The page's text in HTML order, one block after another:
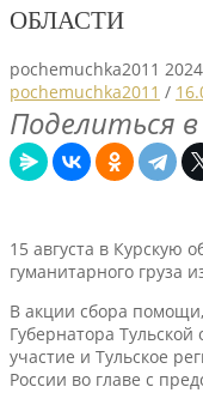
ОБЛАСТИ
pochemuchka2011
pochemuchka2011 /
Поделиться
15 августа в Курскую
гуманитарного груза
В акции сбора
Губернатора
участие и Тульское
России во главе с